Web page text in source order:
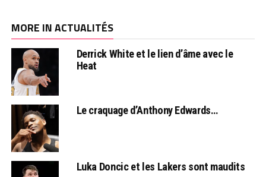
MORE IN ACTUALITÉS
Derrick White et le lien d’âme avec le
Heat
Le craquage d’Anthony Edwards…
Luka Doncic et les Lakers sont maudits